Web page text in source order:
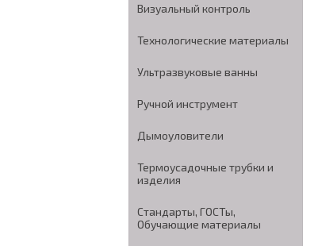
Визуальный контроль
Технологические материалы
Ультразвуковые ванны
Ручной инструмент
Дымоуловители
Термоусадочные трубки и
изделия
Стандарты, ГОСТы,
Обучающие материалы